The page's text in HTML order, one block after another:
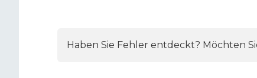
Haben Sie Fehler entdeckt? Möchten